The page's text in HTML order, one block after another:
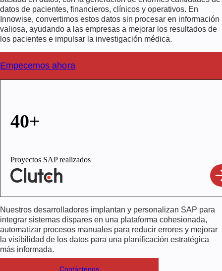
datos de pacientes, financieros, clínicos y operativos. En
Innowise, convertimos estos datos sin procesar en información
valiosa, ayudando a las empresas a mejorar los resultados de
los pacientes e impulsar la investigación médica.
Empecemos ahora
40+
Proyectos SAP realizados
Nuestros desarrolladores implantan y personalizan SAP para
integrar sistemas dispares en una plataforma cohesionada,
automatizar procesos manuales para reducir errores y mejorar
la visibilidad de los datos para una planificación estratégica
más informada.
Contáctenos